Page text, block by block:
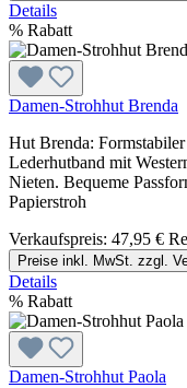
Details
% Rabatt
Damen-Strohhut Brenda
Hut Brenda:
Lederhutband mit
Nieten. Bequeme
Papierstroh
Verkaufspreis: 47,95 €
Preise inkl. MwSt. zzgl.
Details
% Rabatt
Damen-Strohhut Paola